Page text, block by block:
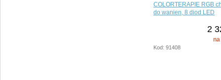
COLORTERAPIE RGB
do wanien, 8 diod LED
2
Kod: 91408